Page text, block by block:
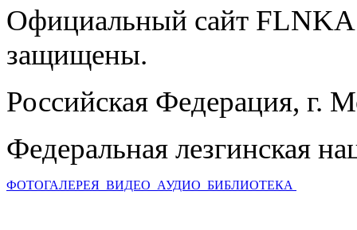
Официальный сайт
защищены.
Российская Федерация, г.
Федеральная лезгинская
ФОТОГАЛЕРЕЯ ВИДЕО АУДИО БИБЛИОТЕКА